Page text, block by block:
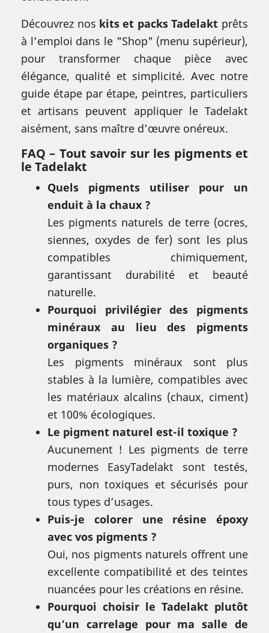
Découvrez nos kits et packs Tadelakt prêts
à l’emploi dans le "Shop" (menu supérieur),
pour transformer chaque pièce avec
élégance, qualité et simplicité. Avec notre
guide étape par étape, peintres, particuliers
et artisans peuvent appliquer le Tadelakt
aisément, sans maître d’œuvre onéreux.
FAQ – Tout savoir sur les pigments et
le Tadelakt
Quels pigments utiliser pour un
enduit à la chaux ?
Les pigments naturels de terre (ocres,
siennes, oxydes de fer) sont les plus
compatibles chimiquement,
garantissant durabilité et beauté
naturelle.
Pourquoi privilégier des pigments
minéraux au lieu des pigments
organiques ?
Les pigments minéraux sont plus
stables à la lumière, compatibles avec
les matériaux alcalins (chaux, ciment)
et 100% écologiques.
Le pigment naturel est-il toxique ?
Aucunement ! Les pigments de terre
modernes EasyTadelakt sont testés,
purs, non toxiques et sécurisés pour
tous types d’usages.
Puis-je colorer une résine époxy
avec vos pigments ?
Oui, nos pigments naturels offrent une
excellente compatibilité et des teintes
nuancées pour les créations en résine.
Pourquoi choisir le Tadelakt plutôt
qu’un carrelage pour ma salle de